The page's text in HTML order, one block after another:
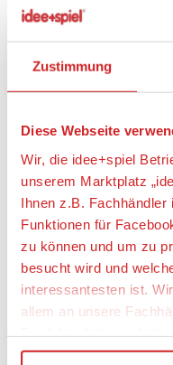
Zustimmung
Diese Webseite
Wir, die idee+spiel
unserem Marktplatz
Ihnen z.B. Fachhändler
Funktionen für
zu können und um zu
besucht wird und
interessantesten ist.
allem an unsere
Ab 5 Jahre
Angaben zur
LEGO System A/S,
Dänemark, https://
Warnhinweise
Achtung!
geeignet, da
können.